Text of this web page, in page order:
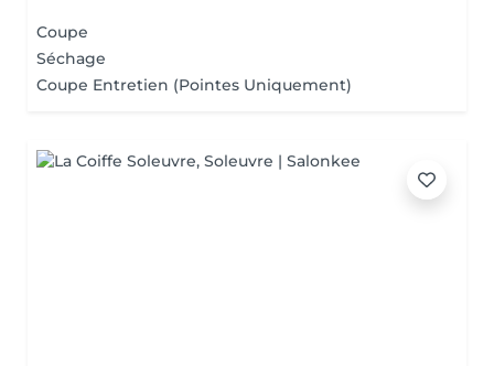
Coupe
Séchage
Coupe Entretien (Pointes Uniquement)